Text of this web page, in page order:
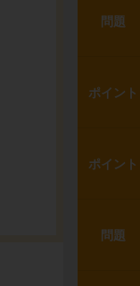
問題
ポイント
ポイント
問題